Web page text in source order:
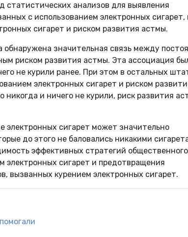
статистических анализов для выявления
с использованием электронных сигарет,
сигарет и риском развития астмы.
обнаружена значительная связь между
риском развития астмы. Эта ассоциация
не курили ранее. При этом в остальных
электронных сигарет и риском
никогда и ничего не курили, риск развития
электронных сигарет может значительно
до этого не баловались никакими
эффективных стратегий общественного
электронных сигарет и предотвращения
вызванных курением электронных сигарет.